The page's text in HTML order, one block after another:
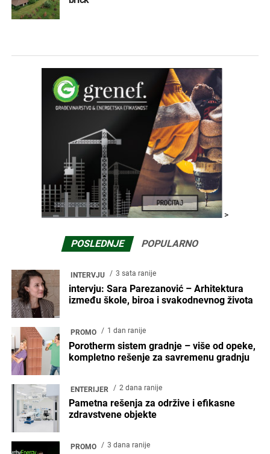
>
POSLEDNJE POPULARNO
INTERVJU 3 sata ranije
intervju: Sara Parezanović – Arhitektura
između škole, biroa i svakodnevnog života
PROMO 1 dan ranije
Porotherm sistem gradnje – više od opeke,
kompletno rešenje za savremenu gradnju
ENTERIJER 2 dana ranije
Pametna rešenja za održive i efikasne
zdravstvene objekte
PROMO 3 dana ranije